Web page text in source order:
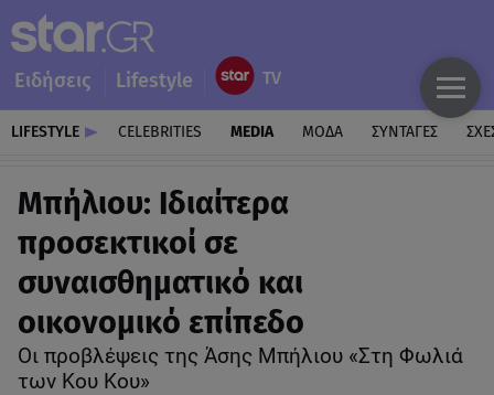
Ειδήσεις Lifestyle
LIFESTYLE CELEBRITIES MEDIA ΜΟΔΑ ΣΥΝΤΑΓΕΣ
Μπήλιου: Ιδιαίτερα
προσεκτικοί σε
συναισθηματικό και
οικονομικό επίπεδο
Οι προβλέψεις της Άσης Μπήλιου «Στη Φωλιά
των Κου Κου»